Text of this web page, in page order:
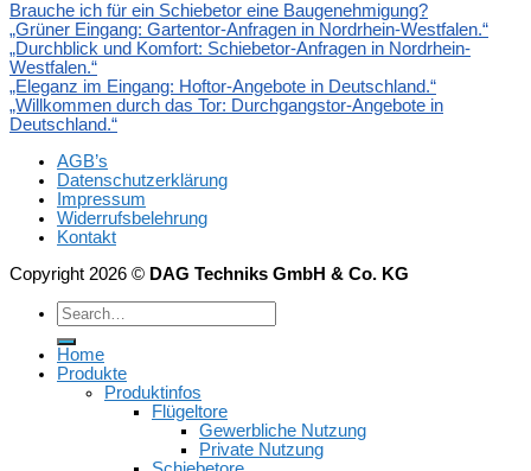
Brauche ich für ein Schiebetor eine Baugenehmigung?
„Grüner Eingang: Gartentor-Anfragen in Nordrhein-Westfalen.“
„Durchblick und Komfort: Schiebetor-Anfragen in Nordrhein-
Westfalen.“
„Eleganz im Eingang: Hoftor-Angebote in Deutschland.“
„Willkommen durch das Tor: Durchgangstor-Angebote in
Deutschland.“
AGB’s
Datenschutzerklärung
Impressum
Widerrufsbelehrung
Kontakt
Copyright 2026 © DAG Techniks GmbH & Co. KG
Home
Produkte
Produktinfos
Flügeltore
Gewerbliche Nutzung
Private Nutzung